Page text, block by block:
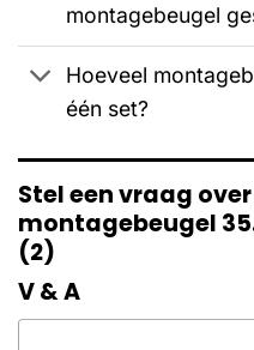
montagebeugel
Hoeveel
één set?
Stel een vraag
montagebeugel
(2)
V & A